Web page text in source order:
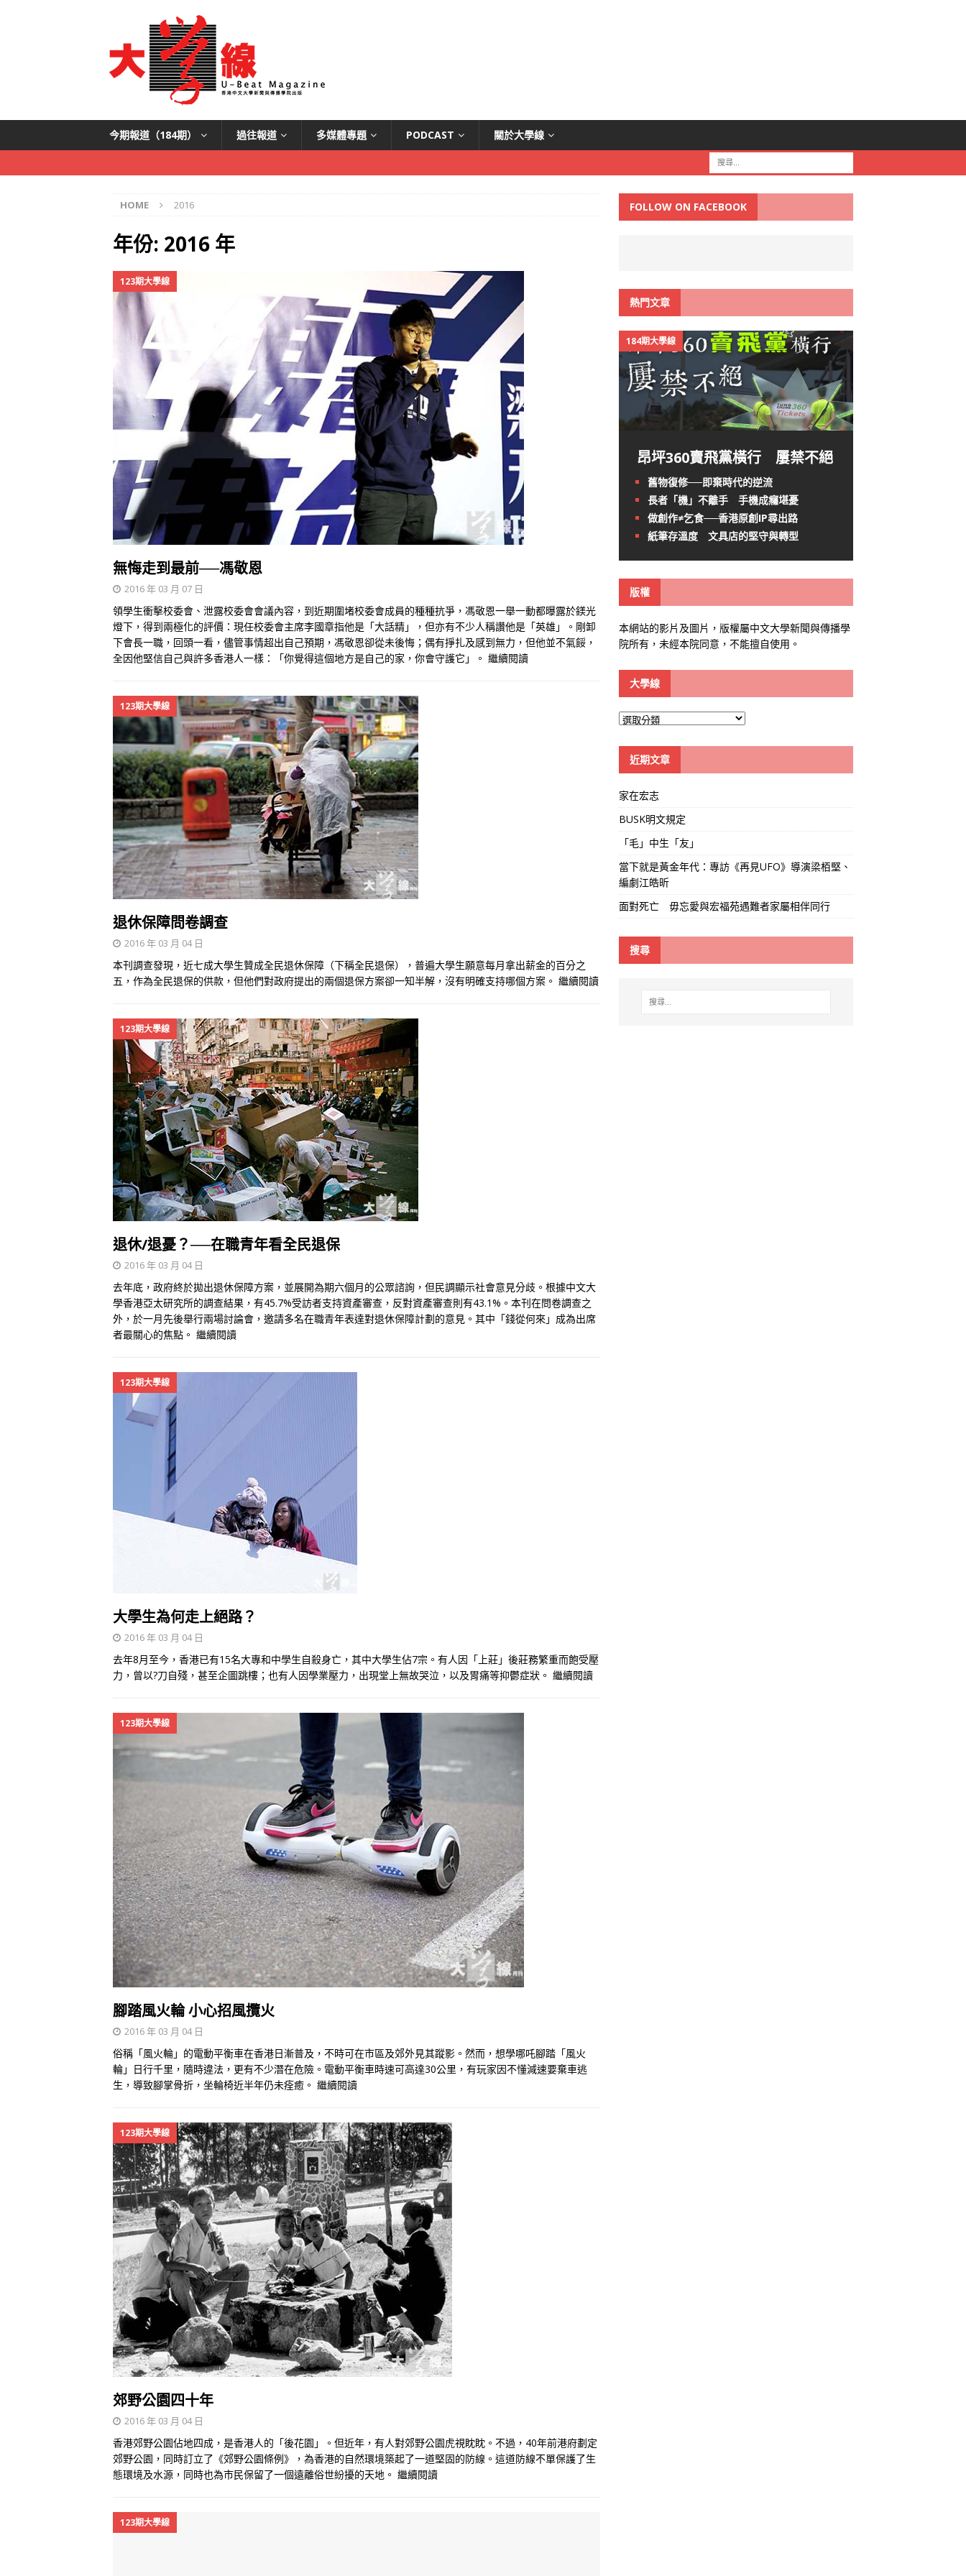
今期報道（184期） 過往報道 多媒體專題 PODCAST 關於大學線
HOME 2016
年份: 2016 年
123期大學線
無悔走到最前──馮敬恩
2016 年 03 月 07 日
領學生衝擊校委會、泄露校委會會議內容，到近期圍堵校委會成員的種種抗爭，馮敬恩一舉一動都曝露於鎂光
燈下，得到兩極化的評價：現任校委會主席李國章指他是「大話精」，但亦有不少人稱讚他是「英雄」。剛卸
下會長一職，回頭一看，儘管事情超出自己預期，馮敬恩卻從未後悔；偶有掙扎及感到無力，但他並不氣餒，
全因他堅信自己與許多香港人一樣：「你覺得這個地方是自己的家，你會守護它」。 繼續閱讀
123期大學線
退休保障問卷調查
2016 年 03 月 04 日
本刊調查發現，近七成大學生贊成全民退休保障（下稱全民退保），普遍大學生願意每月拿出薪金的百分之
五，作為全民退保的供款，但他們對政府提出的兩個退保方案卻一知半解，沒有明確支持哪個方案。 繼續閱讀
123期大學線
退休/退憂？──在職青年看全民退保
2016 年 03 月 04 日
去年底，政府終於拋出退休保障方案，並展開為期六個月的公眾諮詢，但民調顯示社會意見分歧。根據中文大
學香港亞太研究所的調查結果，有45.7%受訪者支持資產審查，反對資產審查則有43.1%。本刊在問卷調查之
外，於一月先後舉行兩場討論會，邀請多名在職青年表達對退休保障計劃的意見。其中「錢從何來」成為出席
者最關心的焦點。 繼續閱讀
123期大學線
大學生為何走上絕路？
2016 年 03 月 04 日
去年8月至今，香港已有15名大專和中學生自殺身亡，其中大學生佔7宗。有人因「上莊」後莊務繁重而飽受壓
力，曾以?刀自殘，甚至企圖跳樓；也有人因學業壓力，出現堂上無故哭泣，以及胃痛等抑鬱症狀。 繼續閱讀
123期大學線
腳踏風火輪 小心招風攬火
2016 年 03 月 04 日
俗稱「風火輪」的電動平衡車在香港日漸普及，不時可在市區及郊外見其蹤影。然而，想學哪吒腳踏「風火
輪」日行千里，隨時違法，更有不少潛在危險。電動平衡車時速可高達30公里，有玩家因不懂減速要棄車逃
生，導致腳掌骨折，坐輪椅近半年仍未痊癒。 繼續閱讀
123期大學線
郊野公園四十年
2016 年 03 月 04 日
香港郊野公園佔地四成，是香港人的「後花園」。但近年，有人對郊野公園虎視眈眈。不過，40年前港府劃定
郊野公園，同時訂立了《郊野公園條例》，為香港的自然環境築起了一道堅固的防線。這道防線不單保護了生
態環境及水源，同時也為市民保留了一個遠離俗世紛擾的天地。 繼續閱讀
123期大學線
FOLLOW ON FACEBOOK
熱門文章
184期大學線
昂坪360賣飛黨橫行 屢禁不絕
舊物復修──即棄時代的逆流
長者「機」不離手 手機成癮堪憂
做創作≠乞食──香港原創IP尋出路
紙筆存溫度 文具店的堅守與轉型
版權
本網站的影片及圖片，版權屬中文大學新聞與傳播學
院所有，未經本院同意，不能擅自使用。
大學線
大
線
近期文章
家在宏志
BUSK明文規定
「毛」中生「友」
當下就是黃金年代：專訪《再見UFO》導演梁栢堅、
編劇江皓昕
面對死亡 毋忘愛與宏福苑遇難者家屬相伴同行
搜尋